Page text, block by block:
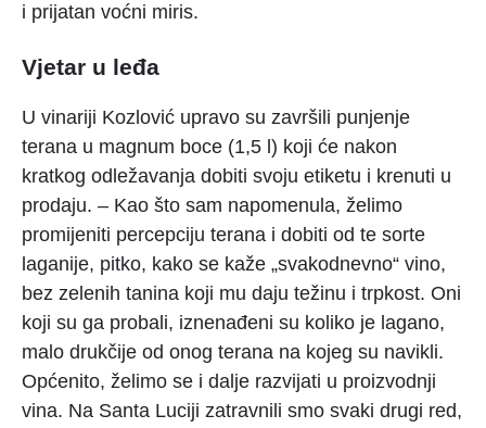
i prijatan voćni miris.
Vjetar u leđa
U vinariji Kozlović upravo su završili punjenje
terana u magnum boce (1,5 l) koji će nakon
kratkog odležavanja dobiti svoju etiketu i krenuti u
prodaju. – Kao što sam napomenula, želimo
promijeniti percepciju terana i dobiti od te sorte
laganije, pitko, kako se kaže „svakodnevno“ vino,
bez zelenih tanina koji mu daju težinu i trpkost. Oni
koji su ga probali, iznenađeni su koliko je lagano,
malo drukčije od onog terana na kojeg su navikli.
Općenito, želimo se i dalje razvijati u proizvodnji
vina. Na Santa Luciji zatravnili smo svaki drugi red,